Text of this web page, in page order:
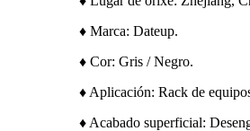
♦ Marca: Dateup.
♦ Cor: Gris / Negro.
♦ Aplicación: Rack de
♦ Acabado superficial: